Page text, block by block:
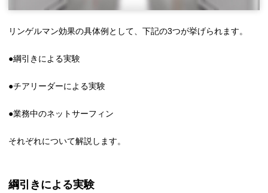
リンゲルマン効果の具体例として、下記の3つが挙げられます。
●綱引きによる実験
●チアリーダーによる実験
●業務中のネットサーフィン
それぞれについて解説します。
綱引きによる実験